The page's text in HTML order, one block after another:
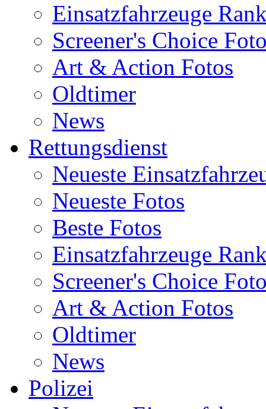
Einsatzfahrzeuge
Screener's Choice
Art & Action Fotos
Oldtimer
News
Rettungsdienst
Neueste
Neueste Fotos
Beste Fotos
Einsatzfahrzeuge
Screener's Choice
Art & Action Fotos
Oldtimer
News
Polizei